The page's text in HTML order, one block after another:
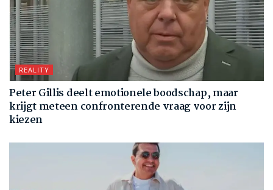
REALITY
Peter Gillis deelt emotionele boodschap, maar
krijgt meteen confronterende vraag voor zijn
kiezen